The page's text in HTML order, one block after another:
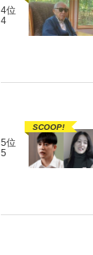
4位
4
5位
5
SCOOP!